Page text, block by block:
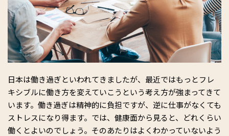
日本は働き過ぎといわれてきましたが、最近ではもっとフレ
キシブルに働き方を変えていこうという考え方が強まってきて
います。働き過ぎは精神的に負担ですが、逆に仕事がなくても
ストレスになり得ます。では、健康面から見ると、どれくらい
働くとよいのでしょう。そのあたりはよくわかっていないよう